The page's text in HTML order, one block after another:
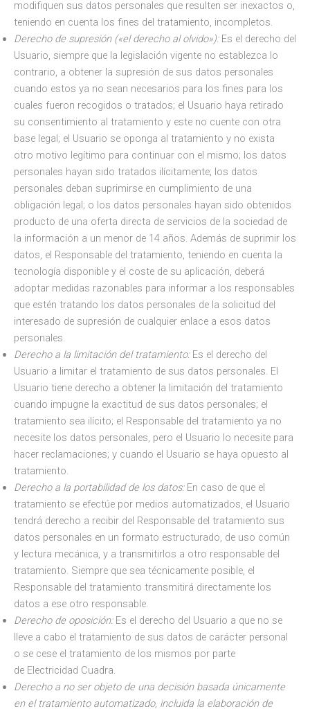
modifiquen sus datos personales que resulten ser inexactos o,
teniendo en cuenta los fines del tratamiento, incompletos.
Derecho de supresión («el derecho al olvido»):Es el derecho del
Usuario, siempre que la legislación vigente no establezca lo
contrario, a obtener la supresión de sus datos personales
cuando estos ya no sean necesarios para los fines para los
cuales fueron recogidos o tratados; el Usuario haya retirado
su consentimiento al tratamiento y este no cuente con otra
base legal; el Usuario se oponga al tratamiento y no exista
otro motivo legítimo para continuar con el mismo; los datos
personales hayan sido tratados ilícitamente; los datos
personales deban suprimirse en cumplimiento de una
obligación legal; o los datos personales hayan sido obtenidos
producto de una oferta directa de servicios de la sociedad de
la información a un menor de 14 años. Además de suprimir los
datos, el Responsable del tratamiento, teniendo en cuenta la
tecnología disponible y el coste de su aplicación, deberá
adoptar medidas razonables para informar a los responsables
que estén tratando los datos personales de la solicitud del
interesado de supresión de cualquier enlace a esos datos
personales.
Derecho a la limitación del tratamiento:Es el derecho del
Usuario a limitar el tratamiento de sus datos personales. El
Usuario tiene derecho a obtener la limitación del tratamiento
cuando impugne la exactitud de sus datos personales; el
tratamiento sea ilícito; el Responsable del tratamiento ya no
necesite los datos personales, pero el Usuario lo necesite para
hacer reclamaciones; y cuando el Usuario se haya opuesto al
tratamiento.
Derecho a la portabilidad de los datos:En caso de que el
tratamiento se efectúe por medios automatizados, el Usuario
tendrá derecho a recibir del Responsable del tratamiento sus
datos personales en un formato estructurado, de uso común
y lectura mecánica, y a transmitirlos a otro responsable del
tratamiento. Siempre que sea técnicamente posible, el
Responsable del tratamiento transmitirá directamente los
datos a ese otro responsable.
Derecho de oposición:Es el derecho del Usuario a que no se
lleve a cabo el tratamiento de sus datos de carácter personal
o se cese el tratamiento de los mismos por parte
de Electricidad Cuadra.
Derecho a no ser objeto de una decisión basada únicamente
en el tratamiento automatizado, incluida la elaboración de